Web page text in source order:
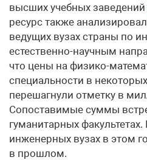
высших учебных заведений
ресурс также
ведущих вузах страны по
естественно-научным
что цены на физико-
специальности в
перешагнули отметку в
Сопоставимые суммы
гуманитарных
инженерных вузах в этом
в прошлом.